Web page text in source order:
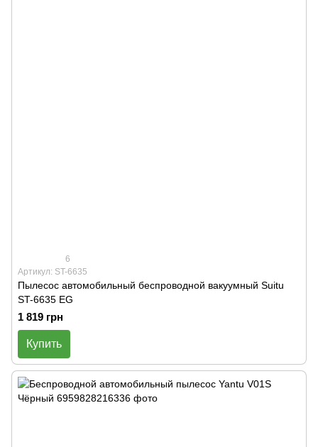
6
Артикул: ST-6635
Пылесос автомобильный беспроводной вакуумный Suitu
ST-6635 EG
1 819 грн
Купить